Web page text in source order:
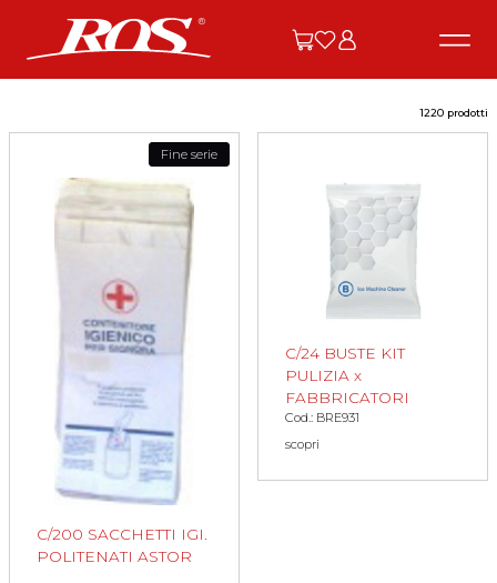
1220 prodotti
Fine serie
C/200 SACCHETTI IGI.
POLITENATI ASTOR
C/24 BUSTE KIT
PULIZIA x
FABBRICATORI
Cod.: BRE931
scopri